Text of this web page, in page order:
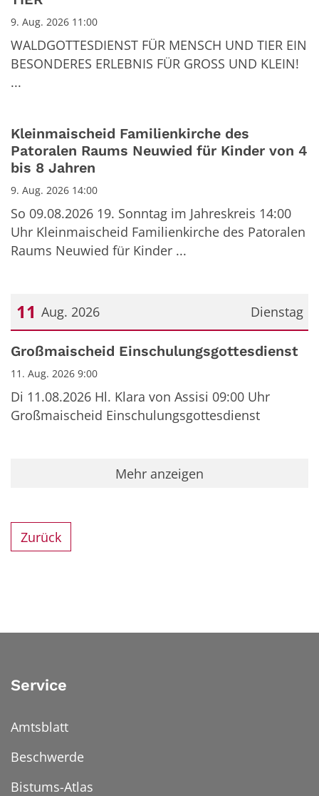
9. Aug. 2026 11:00
WALDGOTTESDIENST FÜR MENSCH UND TIER EIN
BESONDERES ERLEBNIS FÜR GROSS UND KLEIN!
...
Kleinmaischeid Familienkirche des
Patoralen Raums Neuwied für Kinder von 4
bis 8 Jahren
9. Aug. 2026 14:00
So 09.08.2026 19. Sonntag im Jahreskreis 14:00
Uhr Kleinmaischeid Familienkirche des Patoralen
Raums Neuwied für Kinder ...
Dienstag
11 Aug. 2026
Datum: 11. August 2026
Großmaischeid Einschulungsgottesdienst
11. Aug. 2026 9:00
Di 11.08.2026 Hl. Klara von Assisi 09:00 Uhr
Großmaischeid Einschulungsgottesdienst
Mehr anzeigen
Zurück
Service
Amtsblatt
Beschwerde
Bistums-Atlas